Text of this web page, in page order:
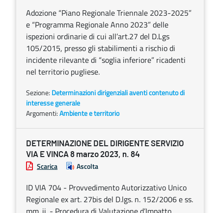
Adozione “Piano Regionale Triennale 2023-2025”
e “Programma Regionale Anno 2023” delle
ispezioni ordinarie di cui all’art.27 del D.Lgs
105/2015, presso gli stabilimenti a rischio di
incidente rilevante di “soglia inferiore” ricadenti
nel territorio pugliese.
Sezione: Determinazioni dirigenziali aventi contenuto di
interesse generale
Argomenti:Ambiente e territorio
DETERMINAZIONE DEL DIRIGENTE SERVIZIO
VIA E VINCA 8 marzo 2023, n. 84
Scarica Ascolta
ID VIA 704 - Provvedimento Autorizzativo Unico
Regionale ex art. 27bis del D.lgs. n. 152/2006 e ss.